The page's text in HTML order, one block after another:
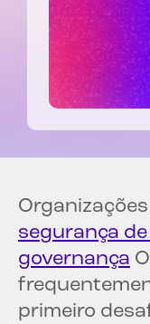
segurança
governança
primeiro